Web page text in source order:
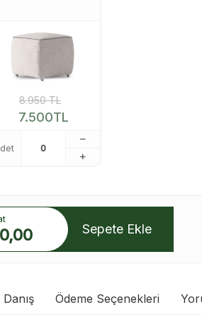
8.950TL
7.500TL
Sepete Ekle
Ödeme Seçenekleri